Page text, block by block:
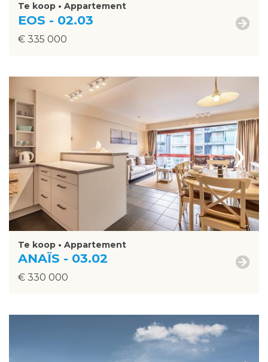
Te koop • Appartement
EOS - 02.03
€ 335 000
›
Te koop • Appartement
ANAÏS - 03.02
€ 330 000